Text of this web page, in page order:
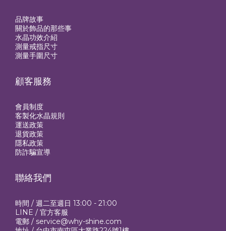
品牌故事
關於飾品的那些事
水晶功效介紹
測量戒指尺寸
測量手圍尺寸
顧客服務
會員制度
客製化水晶規則
運送政策
退貨政策
隱私政策
防詐騙宣導
聯絡我們
時間 / 週二至週日 13:00 - 21:00
LINE / 官方客服
電郵 / service@why-shine.com